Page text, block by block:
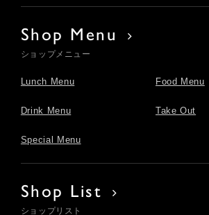
Shop Menu
ショップメニュー
Lunch Menu Food Menu
Drink Menu Take Out
Special Menu
Shop List
ショップリスト